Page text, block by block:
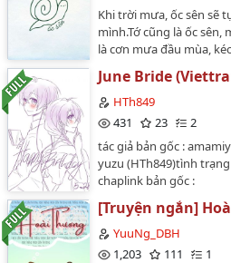
Khi trời mưa, ốc sên sẽ
mình.Tớ cũng là ốc sên,
là cơn mưa đầu mùa,
June Bride
HTh849
431
23
2
tác giả bản gốc :
yuzu (HTh849)tình
chaplink bản gốc :
https://
chính : Tsunashi
NezuDangoNội dung
động trong một loạt
[Truyện ngắn]
YuuNg_DBH
1,203
111
1